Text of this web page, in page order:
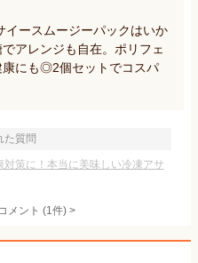
イースムージーパックはいか
アレンジも自在。ポリフェ
康にも◎2個セットでコスパ
た質問
対策に！本当に美味しい冷凍アサ
メント (1件) >